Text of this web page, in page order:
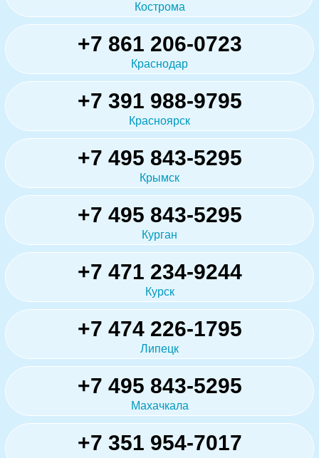
Кострома
+7 861 206-0723
Краснодар
+7 391 988-9795
Красноярск
+7 495 843-5295
Крымск
+7 495 843-5295
Курган
+7 471 234-9244
Курск
+7 474 226-1795
Липецк
+7 495 843-5295
Махачкала
+7 351 954-7017